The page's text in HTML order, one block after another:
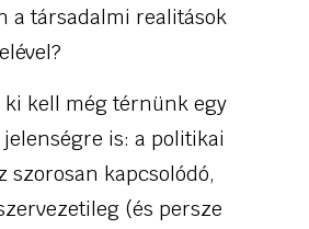
a társadalmi realitások
kell még térnünk egy
is: a politikai
szorosan kapcsolódó,
(és persze